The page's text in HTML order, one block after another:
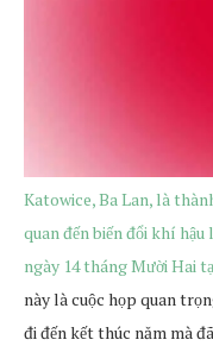
Katowice, Ba Lan, là
quan đến biến đổi khí
ngày 14 tháng Mười Hai
này là cuộc họp quan
đi đến kết thúc năm mà